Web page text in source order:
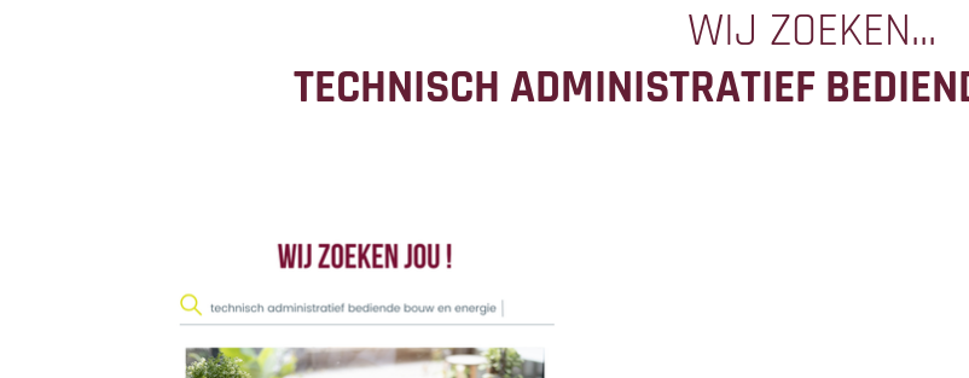
WIJ ZOEKEN...
TECHNISCH ADMINISTRATIEF